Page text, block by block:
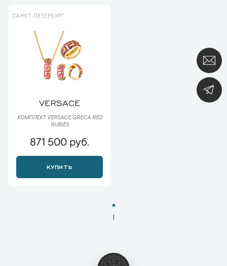
САНКТ-ПЕТЕРБУРГ
VERSACE
КОМПЛЕКТ VERSACE GRECA RED
RUBIES
871 500 руб.
КУПИТЬ
1